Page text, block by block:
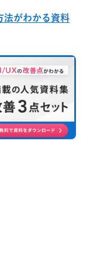
がわかる資料